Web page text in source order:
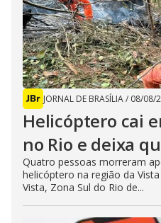
JORNAL DE BRASÍLIA/ 08/08/
Helicóptero cai
no Rio e deixa
Quatro pessoas morreram
helicóptero na região da
Vista, Zona Sul do Rio de...